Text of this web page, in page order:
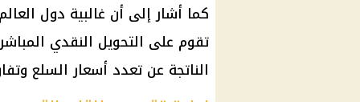
كما أشار إلى أن غالبية دول
تقوم على التحويل النقدي
الناتجة عن تعدد أسعار السلع